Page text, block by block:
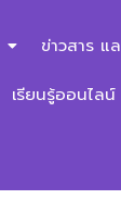
ข่าวสาร แ
เรียนรู้ออนไลน์